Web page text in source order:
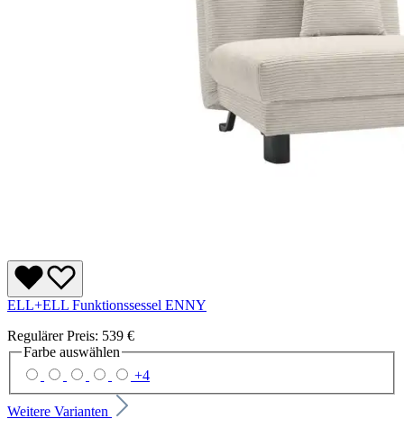
ELL+ELL Funktionssessel ENNY
Regulärer Preis: 539 €
Farbe auswählen
+4
Weitere Varianten